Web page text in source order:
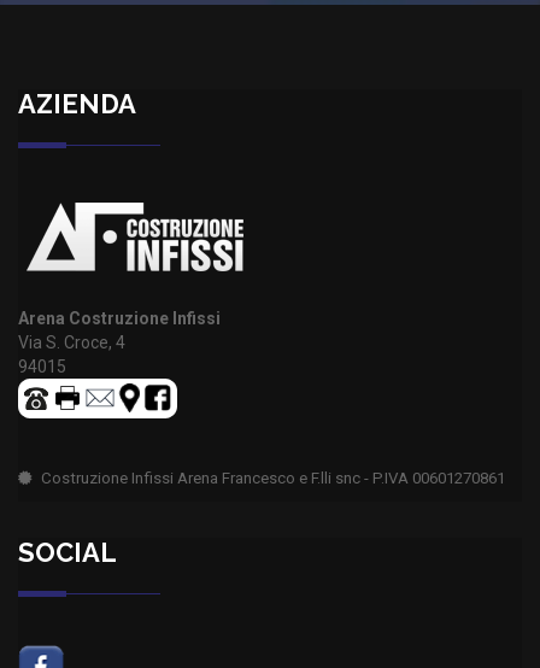
AZIENDA
Arena Costruzione Infissi
Via S. Croce, 4
94015
Costruzione Infissi Arena Francesco e F.lli snc - P.IVA 00601270861
SOCIAL